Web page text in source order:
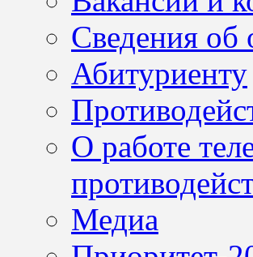
Сведения об
Абитуриенту
О работе
Медиа